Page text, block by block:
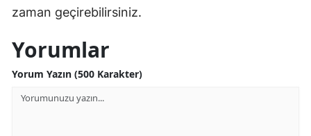
zaman geçirebilirsiniz.
Yorumlar
Yorum Yazın (500 Karakter)